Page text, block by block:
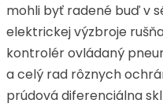
mohli byť radené buď v
elektrickej výzbroje
kontrolér ovládaný
a celý rad rôznych
prúdová diferenciálna